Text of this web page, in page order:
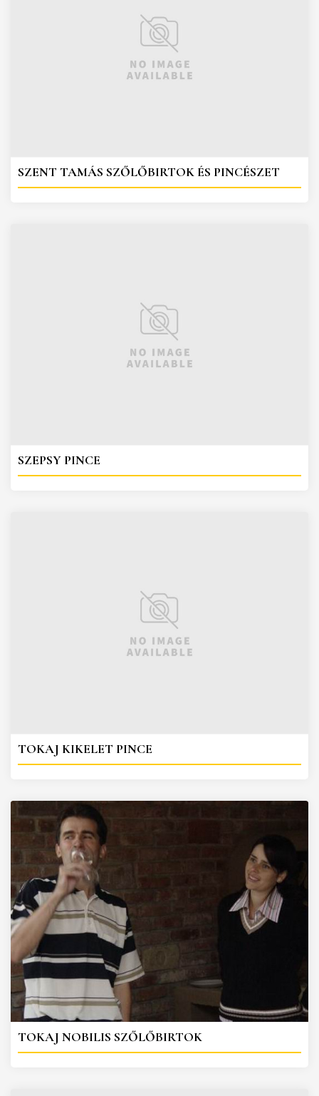
SZENT TAMÁS SZŐLŐBIRTOK ÉS PINCÉSZET
SZEPSY PINCE
TOKAJ KIKELET PINCE
TOKAJ NOBILIS SZŐLŐBIRTOK